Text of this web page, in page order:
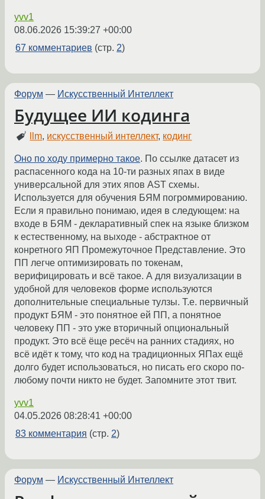
yvv1
08.06.2026 15:39:27 +00:00
67 комментариев (стр. 2)
Форум — Искусственный Интеллект
Будущее ИИ кодинга
llm, искусственный интеллект, кодинг
Оно по ходу примерно такое. По ссылке датасет из
распасенного кода на 10-ти разных япах в виде
универсальной для этих япов AST схемы.
Используется для обучения БЯМ погроммированию.
Если я правильно понимаю, идея в следующем: на
входе в БЯМ - декларативный спек на языке близком
к естественному, на выходе - абстрактное от
конретного ЯП Промежуточное Представление. Это
ПП легче оптимизировать по токенам,
верифицировать и всё такое. А для визуализации в
удобной для человеков форме используются
дополнительные специальные тулзы. Т.е. первичный
продукт БЯМ - это понятное ей ПП, а понятное
человеку ПП - это уже вторичный опциональный
продукт. Это всё ёще ресёч на ранних стадиях, но
всё идёт к тому, что код на традиционных ЯПах ещё
долго будет использоваться, но писать его скоро по-
любому почти никто не будет. Запомните этот твит.
yvv1
04.05.2026 08:28:41 +00:00
83 комментария (стр. 2)
Форум — Искусственный Интеллект